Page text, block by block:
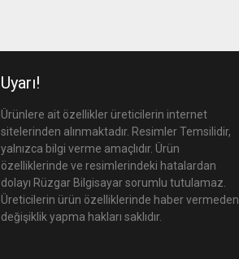
Uyarı!
Ürünlere ait özellikler üreticilerin internet
sitelerinden alınmaktadır. Resimler Temsilidir,
yalnızca bilgi verme amaçlıdır. Ürün
özelliklerinde ve resimlerindeki hatalardan
dolayı Rüzgar Bilgisayar sorumlu tutulamaz.
Üreticilerin ürün özelliklerinde haber vermeden
değişiklik yapma hakları saklıdır.